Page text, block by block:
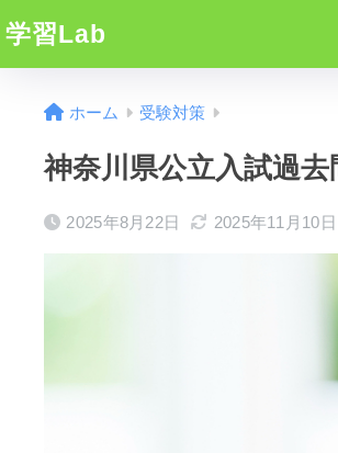
学習Lab
ホーム 受験対策
神奈川県公立入試過
2025年8月22日 2025年11月10日